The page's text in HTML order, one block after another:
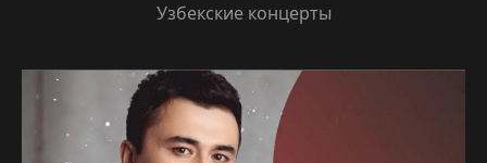
Узбекские концерты